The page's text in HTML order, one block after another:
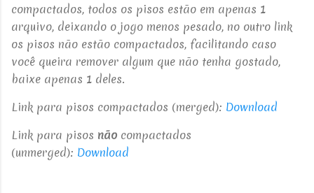
compactados, todos os pisos estão em apenas 1
arquivo, deixando o jogo menos pesado, no outro link
os pisos não estão compactados, facilitando caso
você queira remover algum que não tenha gostado,
baixe apenas 1 deles.
Link para pisos compactados (merged): Download
Link para pisos não compactados
(unmerged): Download